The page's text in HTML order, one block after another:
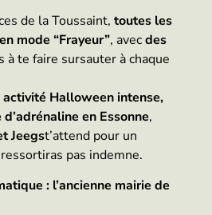
de la Toussaint, toutes les
mode “Frayeur”, avecdes
à te faire sursauter à chaque
activité Halloween intense,
en Essonne,
Jeegst’attend pour un
pas indemne.
: l’ancienne mairie de